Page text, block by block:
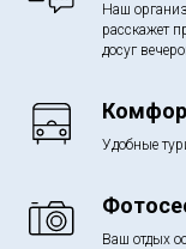
Наш
расскажет
досуг
Удобные
Ваш отдых